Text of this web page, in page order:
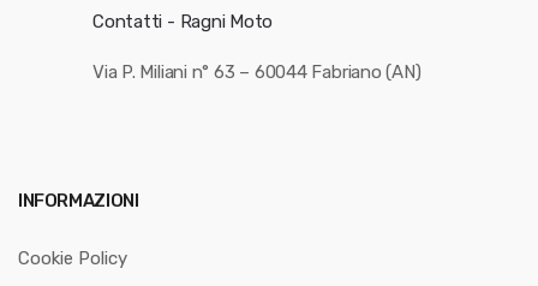
Contatti - Ragni Moto
Via P. Miliani n° 63 – 60044 Fabriano (AN)
INFORMAZIONI
Cookie Policy